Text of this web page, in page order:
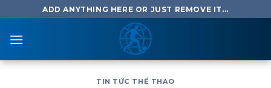
to
content
ADD ANYTHING HERE OR JUST REMOVE IT...
TIN TỨC THỂ THAO